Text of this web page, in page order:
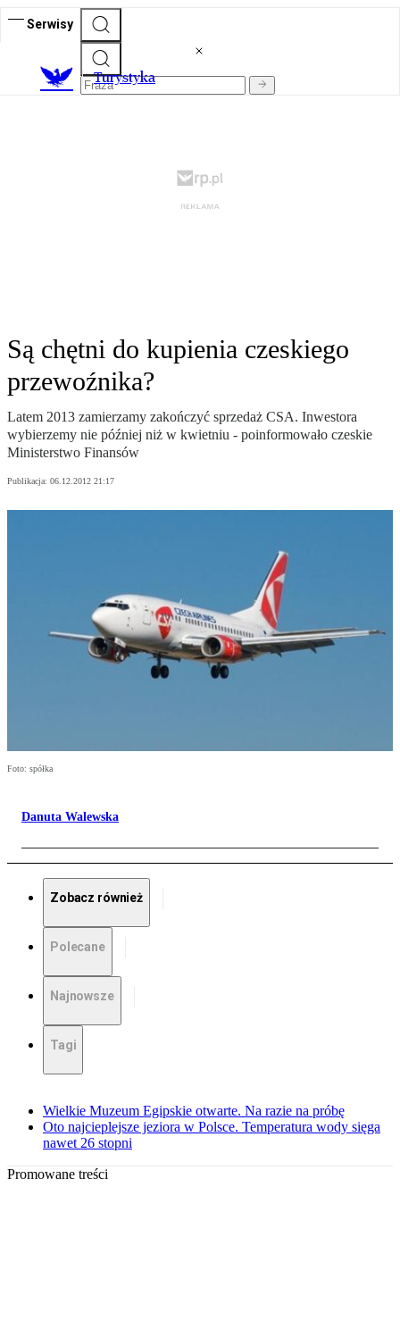
Serwisy
Turystyka
Są chętni do kupienia czeskiego
przewoźnika?
Latem 2013 zamierzamy zakończyć sprzedaż CSA. Inwestora
wybierzemy nie później niż w kwietniu - poinformowało czeskie
Ministerstwo Finansów
Publikacja: 06.12.2012 21:17
Foto: spółka
Danuta Walewska
Zobacz również
Polecane
Najnowsze
Tagi
Wielkie Muzeum Egipskie otwarte. Na razie na próbę
Oto najcieplejsze jeziora w Polsce. Temperatura wody sięga
nawet 26 stopni
Promowane treści